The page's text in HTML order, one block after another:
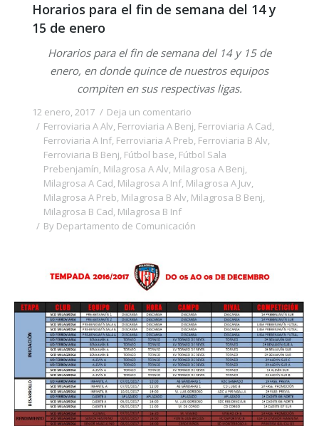
Horarios para el fin de semana del 14 y
15 de enero
Horarios para el fin de semana del 14 y 15 de
enero, en donde quince de nuestros equipos
compiten en sus respectivas ligas.
12 enero, 2017
Deja un comentario
Ferroviaria A Alv, Ferroviaria A Benj, Ferroviaria A Cad,
Ferroviaria A Inf, Ferroviaria A Preb, Ferroviaria B Alv,
Ferroviaria B Benj, Fútbol base, Fútbol Sala
Prebenjamín, Milagrosa A Alv, Milagrosa A Benj,
Milagrosa A Cad, Milagrosa A Inf, Milagrosa A Juv,
Milagrosa A Preb, Milagrosa B Alv, Milagrosa B Benj,
Milagrosa B Cad, Milagrosa B Inf
By Departamento de Comunicación